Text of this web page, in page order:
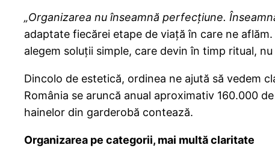
„Organizarea nu înseamnă perfecțiune.
adaptate fiecărei etape de viață în care ne
alegem soluții simple, care devin în timp ritual,
Dincolo de estetică, ordinea ne ajută să vedem
România se aruncă anual aproximativ 160.000
hainelor din garderobă contează.
Organizarea pe categorii, mai multă claritate